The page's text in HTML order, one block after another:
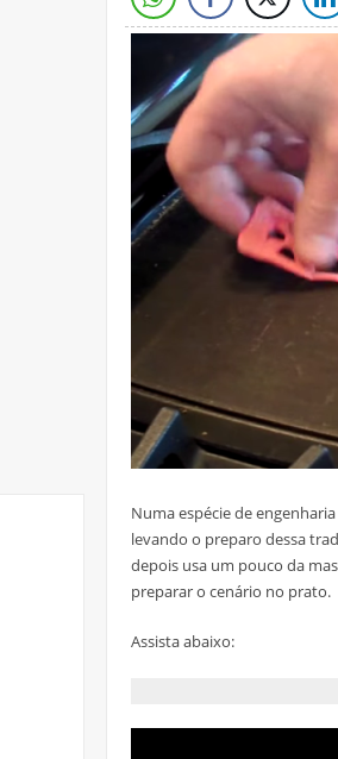
Numa espécie de
levando o preparo dessa
depois usa um pouco da
preparar o cenário no prato.
Assista abaixo: